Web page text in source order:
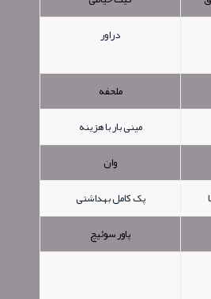
دراور
ملحفه
مینی بار با هزینه
وان
پک کامل بهداشتی
پاور سوئیچ